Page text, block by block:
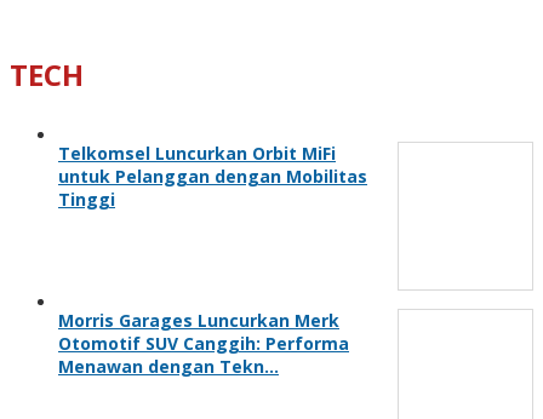
TECH
Telkomsel Luncurkan Orbit MiFi
untuk Pelanggan dengan Mobilitas
Tinggi
Morris Garages Luncurkan Merk
Otomotif SUV Canggih: Performa
Menawan dengan Tekn…